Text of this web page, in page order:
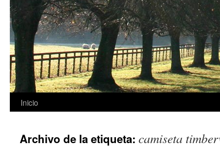
Saltar
contenido
Inicio
Archivo de la etiqueta: camiseta